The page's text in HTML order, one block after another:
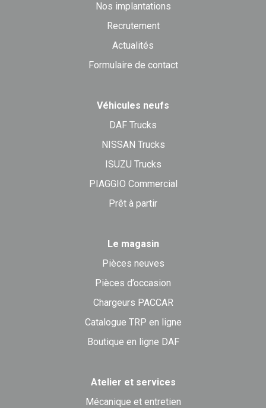
Nos implantations
Recrutement
Actualités
Formulaire de contact
Véhicules neufs
DAF Trucks
NISSAN Trucks
ISUZU Trucks
PIAGGIO Commercial
Prêt à partir
Le magasin
Pièces neuves
Pièces d’occasion
Chargeurs PACCAR
Catalogue TRP en ligne
Boutique en ligne DAF
Atelier et services
Mécanique et entretien